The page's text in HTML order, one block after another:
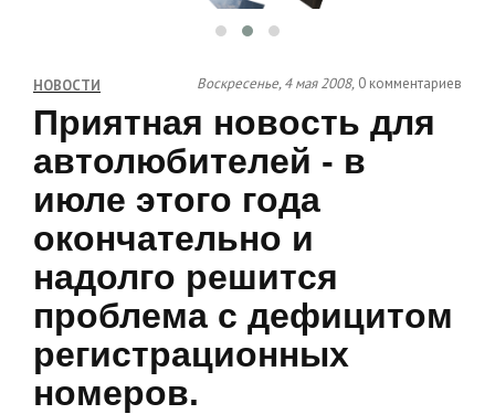
НОВОСТИ Воскресенье, 4 мая 2008, 0 комментариев
Приятная новость для
автолюбителей - в
июле этого года
окончательно и
надолго решится
проблема с дефицитом
регистрационных
номеров.